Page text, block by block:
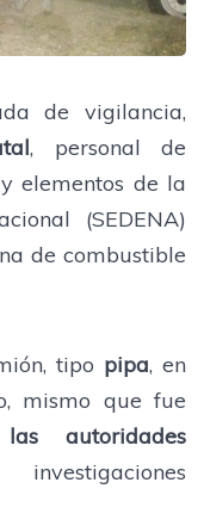
de vigilancia,
, personal de
elementos de la
(SEDENA)
de combustible
tipo pipa, en
mismo que fue
autoridades